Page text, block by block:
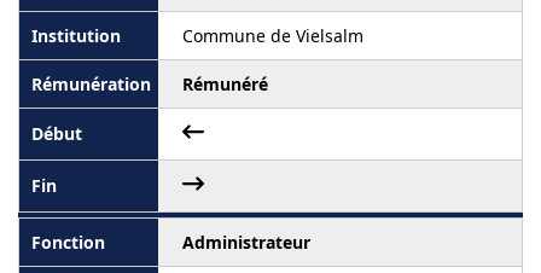
Commune de Vielsalm
Rémunéré
Administrateur